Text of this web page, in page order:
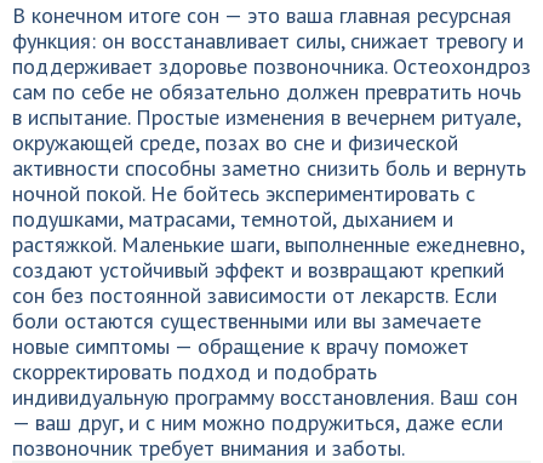
В конечном итоге сон — это ваша главная ресурсная
функция: он восстанавливает силы, снижает тревогу и
поддерживает здоровье позвоночника. Остеохондроз
сам по себе не обязательно должен превратить ночь
в испытание. Простые изменения в вечернем ритуале,
окружающей среде, позах во сне и физической
активности способны заметно снизить боль и вернуть
ночной покой. Не бойтесь экспериментировать с
подушками, матрасами, темнотой, дыханием и
растяжкой. Маленькие шаги, выполненные ежедневно,
создают устойчивый эффект и возвращают крепкий
сон без постоянной зависимости от лекарств. Если
боли остаются существенными или вы замечаете
новые симптомы — обращение к врачу поможет
скорректировать подход и подобрать
индивидуальную программу восстановления. Ваш сон
— ваш друг, и с ним можно подружиться, даже если
позвоночник требует внимания и заботы.